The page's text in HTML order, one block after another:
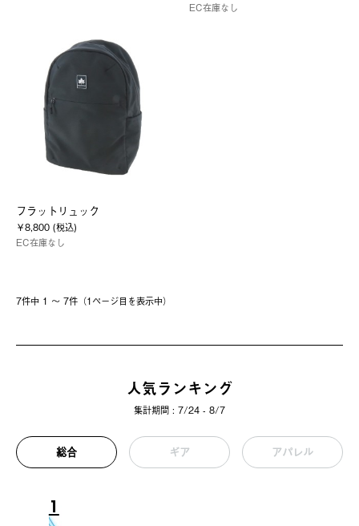
EC在庫なし
フラットリュック
￥8,800 (税込)
EC在庫なし
7件中 1 〜 7件（1ページ⽬を表⽰中）
人気ランキング
集計期間 : 7/24 - 8/7
総合 ギア アパレル
1